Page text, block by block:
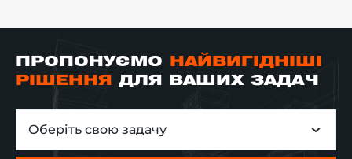
ПРОПОНУЄМО
НАЙВИГІДНІШІ
РІШЕННЯ
ДЛЯ ВАШИХ ЗАДАЧ
Оберіть свою задачу